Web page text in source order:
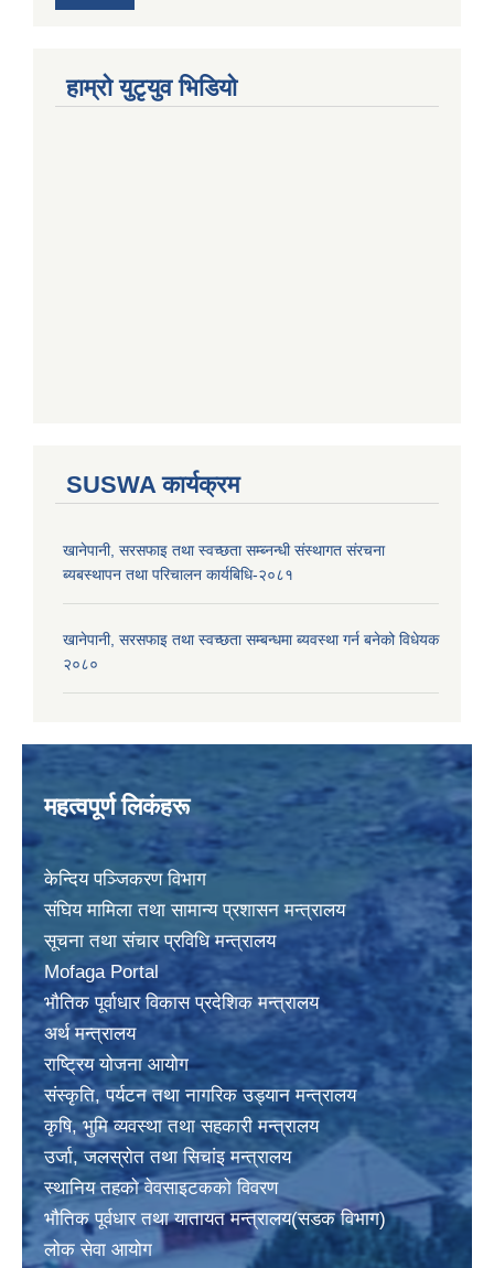
हाम्राे युटृयुव भिडियाे
SUSWA कार्यक्रम
खानेपानी, सरसफाइ तथा स्वच्छता सम्ब्नन्धी संस्थागत संरचना
ब्यबस्थापन तथा परिचालन कार्यबिधि-२०८१
खानेपानी, सरसफाइ तथा स्वच्छता सम्बन्धमा ब्यवस्था गर्न बनेको विधेयक
२०८०
महत्वपूर्ण लिकंहरू
केन्दिय पञ्जिकरण विभाग
संघिय मामिला तथा सामान्य प्रशासन मन्त्रालय
सूचना तथा संचार प्रविधि मन्त्रालय
Mofaga Portal
भाैतिक पूर्वाधार विकास प्रदेशिक मन्त्रालय
अर्थ मन्त्रालय
राष्ट्रिय योजना आयोग
संस्कृति, पर्यटन तथा नागरिक उड्यान मन्त्रालय
कृषि, भुमि व्यवस्था तथा सहकारी मन्त्रालय
उर्जा, जलस्राेत तथा सिचांइ मन्त्रालय
स्थानिय तहकाे वेवसाइटककाे विवरण
भाैतिक पूर्वधार तथा यातायत मन्त्रालय(सडक विभाग)
लाेक सेवा आयोग